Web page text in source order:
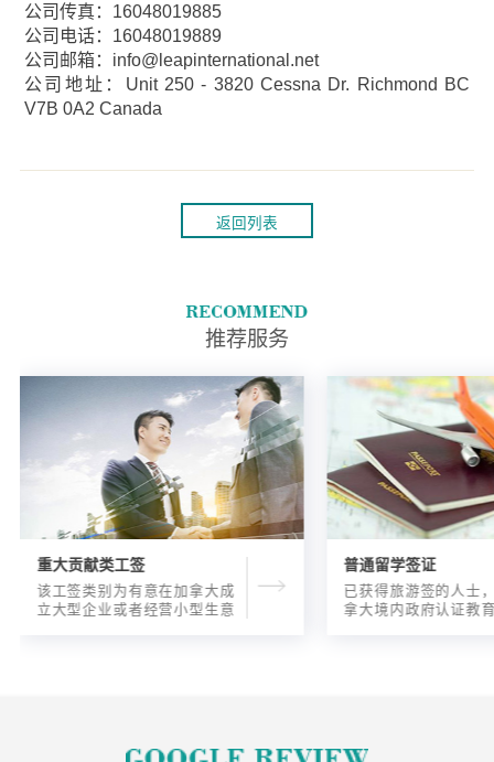
公司传真：16048019885
公司电话：16048019889
公司邮箱：info@leapinternational.net
公司地址：Unit 250 - 3820 Cessna Dr. Richmond BC
V7B 0A2 Canada
返回列表
推荐服务
重大贡献类工签
该工签类别为有意在加拿大成
立大型企业或者经营小型生意
普通留学签证
已获得旅游签的人士
拿大境内政府认证教